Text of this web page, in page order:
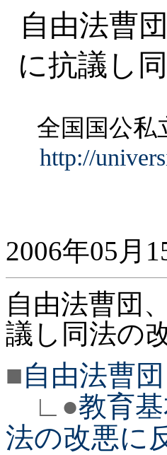
自由法曹
に抗議し
全国国公
http://
2006年05月
自由法曹団
議し同法の
■自由法曹団
∟●教育
法の改悪に